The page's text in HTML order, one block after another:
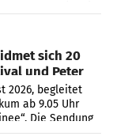
sich 20
und Peter
2026, begleitet
ab 9.05 Uhr
Die Sendung
„20 Jahre